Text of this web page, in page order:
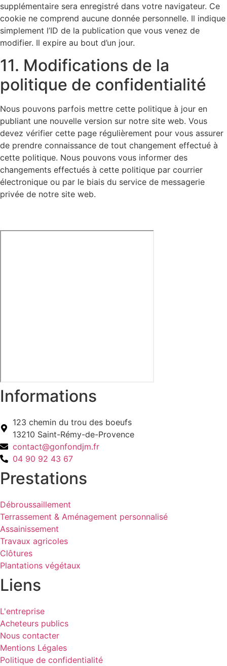
supplémentaire sera enregistré dans votre navigateur. Ce
cookie ne comprend aucune donnée personnelle. Il indique
simplement l’ID de la publication que vous venez de
modifier. Il expire au bout d’un jour.
11. Modifications de la
politique de confidentialité
Nous pouvons parfois mettre cette politique à jour en
publiant une nouvelle version sur notre site web. Vous
devez vérifier cette page régulièrement pour vous assurer
de prendre connaissance de tout changement effectué à
cette politique. Nous pouvons vous informer des
changements effectués à cette politique par courrier
électronique ou par le biais du service de messagerie
privée de notre site web.
Informations
123 chemin du trou des boeufs
13210 Saint-Rémy-de-Provence
contact@gonfondjm.fr
04 90 92 43 67
Prestations
Débroussaillement
Terrassement & Aménagement personnalisé
Assainissement
Travaux agricoles
Clôtures
Plantations végétaux
Liens
L'entreprise
Acheteurs publics
Nous contacter
Mentions Légales
Politique de confidentialité